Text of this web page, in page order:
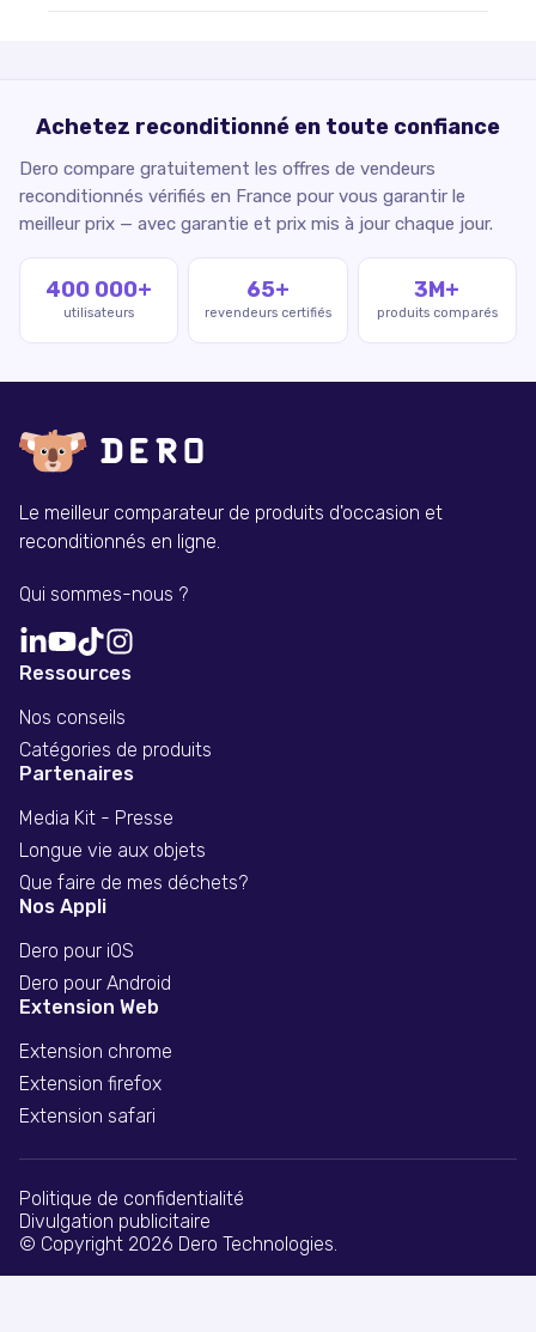
Achetez reconditionné en toute confiance
Dero compare gratuitement les offres de vendeurs
reconditionnés vérifiés en France pour vous garantir le
meilleur prix — avec garantie et prix mis à jour chaque jour.
400 000+
utilisateurs
65+
revendeurs certifiés
3M+
produits comparés
Le meilleur comparateur de produits d'occasion et
reconditionnés en ligne.
Qui sommes-nous ?
Ressources
Nos conseils
Catégories de produits
Partenaires
Media Kit - Presse
Longue vie aux objets
Que faire de mes déchets?
Nos Appli
Dero pour iOS
Dero pour Android
Extension Web
Extension chrome
Extension firefox
Extension safari
© Copyright 2026 Dero Technologies.
Politique de confidentialité
Divulgation publicitaire